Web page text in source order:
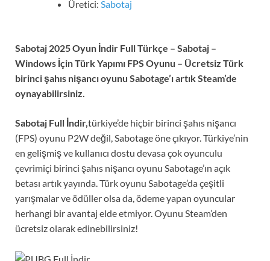
Üretici: Sabotaj
Sabotaj 2025 Oyun İndir Full Türkçe – Sabotaj –
Windows İçin Türk Yapımı FPS Oyunu – Ücretsiz Türk
birinci şahıs nişancı oyunu Sabotage’ı artık Steam’de
oynayabilirsiniz.
Sabotaj Full İndir,türkiye’de hiçbir birinci şahıs nişancı
(FPS) oyunu P2W değil, Sabotage öne çıkıyor. Türkiye’nin
en gelişmiş ve kullanıcı dostu devasa çok oyunculu
çevrimiçi birinci şahıs nişancı oyunu Sabotage’ın açık
betası artık yayında. Türk oyunu Sabotage’da çeşitli
yarışmalar ve ödüller olsa da, ödeme yapan oyuncular
herhangi bir avantaj elde etmiyor. Oyunu Steam’den
ücretsiz olarak edinebilirsiniz!